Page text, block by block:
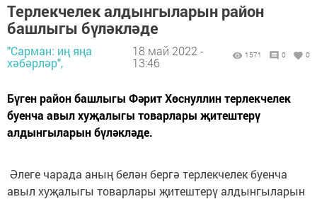
Терлекчелек алдынгыларын район
башлыгы бүләкләде
"Сарман: иң яңа
хәбәрләр",
18 май 2022 -
13:46
1571 0 0
Бүген район башлыгы Фәрит Хөснуллин терлекчелек
буенча авыл хуҗалыгы товарлары җитештерү
алдынгыларын бүләкләде.
Әлеге чарада аның белән бергә терлекчелек буенча
авыл хуҗалыгы товарлары җитештерү алдынгыларын